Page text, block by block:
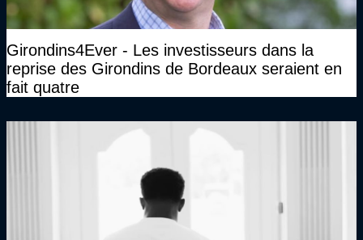
Girondins4Ever - Les investisseurs dans la
reprise des Girondins de Bordeaux seraient en
fait quatre